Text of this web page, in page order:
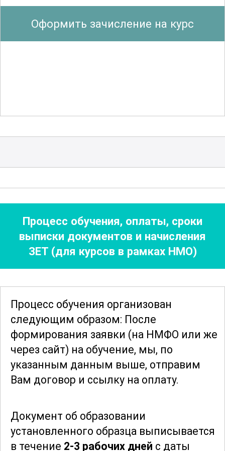
аспекты качества и безопасности
медицинской помощи. В ходе обучения
Отдельный блок посвящен анализу
которыми сталкиваются медицинские
организации.
Обучение проходит в очной форме с
использованием интерактивных
методов. Преподаватели сочетают
дискуссиями и практическими
заданиями. Особое внимание уделяется
работе с нормативными документами и
стандартами, что позволяет
слушателям глубоко понять их
требования. Практика проходит на
клинических базах клиник-партнеров,
полученные знания в реальных
условиях.
Оформить зачисление на курс
Процесс обучения, оплаты, сроки
выписки документов и начисления
ЗЕТ (для курсов в рамках НМО)
Процесс обучения организован
следующим образом: После
формирования заявки (на НМФО или же
через сайт) на обучение, мы, по
указанным данным выше, отправим
Вам договор и ссылку на оплату.
Документ об образовании
установленного образца выписывается
в течение 2-3 рабочих дней с даты